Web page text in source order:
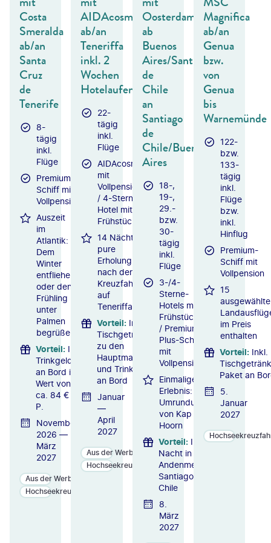
Costa
Smeralda
ab/an
Santa
Cruz
de
Tenerife
8-
tägig
inkl.
Flüge
Premium-
Schiff mit
Vollpension
Auszeit
im
Atlantik:
Dem
Winter
entfliehen
oder den
Frühling
unter
Palmen
begrüßen
Vorteil: Inkl.
Trinkgelder
an Bord im
Wert von
ca. 84 € p.
P.
November
2026 —
März
2027
Aus der Werbung
Hochseekreuzfahrten
AIDAcosma
ab/an
Teneriffa
inkl. 2
Wochen
Hotelaufenthalt
22-
tägig
inkl.
Flüge
AIDAcosma
mit
Vollpension
/ 4-Sterne-
Hotel mit
Frühstück
14 Nächte
pure
Erholung
nach der
Kreuzfahrt
auf
Teneriffa
Vorteil: Inkl.
Tischgetränke
zu den
Hauptmahlzeiten
und Trinkgelder
an Bord
Januar
—
April
2027
Aus der Werbung
Hochseekreuzfahrten
Oosterdam
ab
Buenos
Aires/Santiago
de
Chile
an
Santiago
de
Chile/Buenos
Aires
18-,
19-,
29.-
bzw.
30-
tägig
inkl.
Flüge
3-/4-
Sterne-
Hotels mit
Frühstück
/ Premium-
Plus-Schiff
mit
Vollpension
Einmaliges
Erlebnis:
Umrundung
von Kap
Hoorn
Vorteil: Inkl. 1
Nacht in der
Andenmetropole
Santiago de
Chile
8.
März
2027
Magnifica
ab/an
Genua
bzw.
von
Genua
bis
Warnemünde
122-
bzw.
133-
tägig
inkl.
Flüge
bzw.
inkl.
Hinflug
Premium-
Schiff mit
Vollpension
15
ausgewählte
im Preis
enthalten
Vorteil: Inkl.
Paket an
5.
Januar
2027